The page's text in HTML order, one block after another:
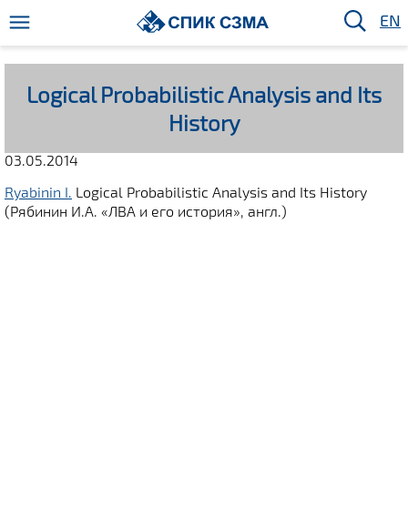
EN
Logical Probabilistic Analysis and Its
History
03.05.2014
Ryabinin I. Logical Probabilistic Analysis and Its History
(Рябинин И.А. «ЛВА и его история», англ.)